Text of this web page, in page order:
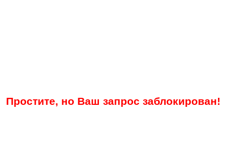
Простите, но Ваш запрос заблокирован!